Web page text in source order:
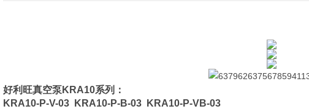
好利旺真空泵KRA10系列：
KRA10-P-V-03 KRA10-P-B-03 KRA10-P-VB-03